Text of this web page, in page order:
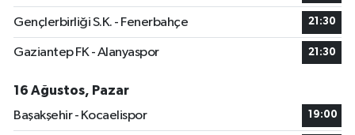
Gençlerbirliği S.K. - Fenerbahçe 21:30
Gaziantep FK - Alanyaspor 21:30
16 Ağustos, Pazar
Başakşehir - Kocaelispor
19:00